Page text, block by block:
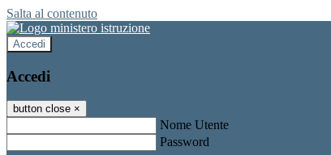
Salta al contenuto
Accedi
Accedi
button close ×
Nome Utente
Password